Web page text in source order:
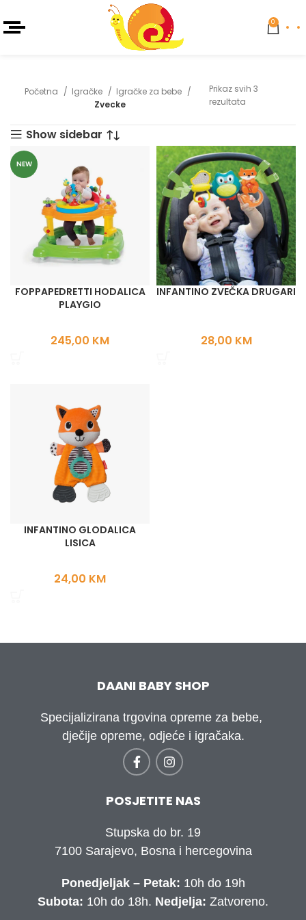
0
Početna Igračke
Igračke za bebe
Zvecke
Prikaz svih 3
rezultata
Show sidebar
NEW
FOPPAPEDRETTI HODALICA
PLAYGIO
245,00 KM
INFANTINO ZVEČKA DRUGARI
28,00 KM
INFANTINO GLODALICA
LISICA
24,00 KM
DAANI BABY SHOP
Specijalizirana trgovina opreme za bebe,
dječije opreme, odjeće i igračaka.
POSJETITE NAS
Stupska do br. 19
7100 Sarajevo, Bosna i hercegovina
Ponedjeljak – Petak: 10h do 19h
Subota: 10h do 18h. Nedjelja: Zatvoreno.